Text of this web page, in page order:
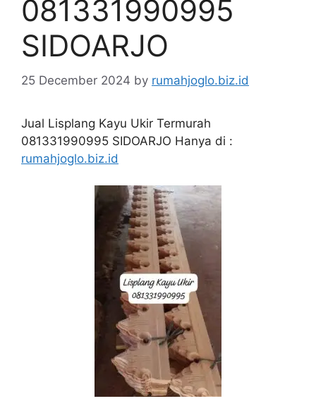
081331990995
SIDOARJO
25 December 2024 by rumahjoglo.biz.id
Jual Lisplang Kayu Ukir Termurah
081331990995 SIDOARJO Hanya di :
rumahjoglo.biz.id